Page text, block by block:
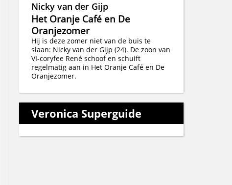
Nicky van der Gijp
Het Oranje Café en De
Oranjezomer
Hij is deze zomer niet van de buis te
slaan: Nicky van der Gijp (24). De zoon van
VI-coryfee René schoof en schuift
regelmatig aan in Het Oranje Café en De
Oranjezomer.
Veronica Superguide